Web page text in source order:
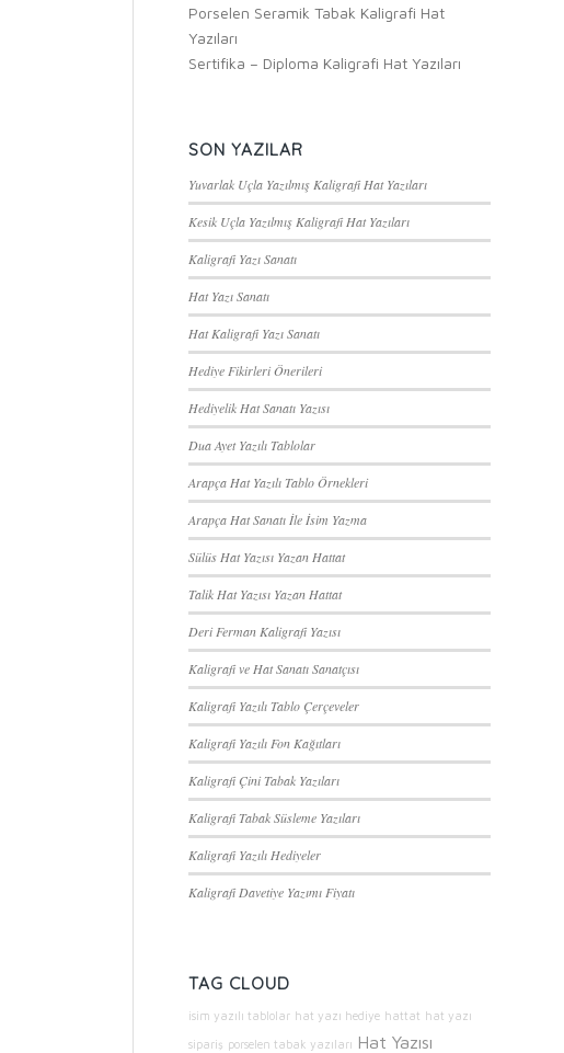
Porselen Seramik Tabak Kaligrafi Hat
Yazıları
Sertifika – Diploma Kaligrafi Hat Yazıları
SON YAZILAR
Yuvarlak Uçla Yazılmış Kaligrafi Hat Yazıları
Kesik Uçla Yazılmış Kaligrafi Hat Yazıları
Kaligrafi Yazı Sanatı
Hat Yazı Sanatı
Hat Kaligrafi Yazı Sanatı
Hediye Fikirleri Önerileri
Hediyelik Hat Sanatı Yazısı
Dua Ayet Yazılı Tablolar
Arapça Hat Yazılı Tablo Örnekleri
Arapça Hat Sanatı İle İsim Yazma
Sülüs Hat Yazısı Yazan Hattat
Talik Hat Yazısı Yazan Hattat
Deri Ferman Kaligrafi Yazısı
Kaligrafi ve Hat Sanatı Sanatçısı
Kaligrafi Yazılı Tablo Çerçeveler
Kaligrafi Yazılı Fon Kağıtları
Kaligrafi Çini Tabak Yazıları
Kaligrafi Tabak Süsleme Yazıları
Kaligrafi Yazılı Hediyeler
Kaligrafi Davetiye Yazımı Fiyatı
TAG CLOUD
isim yazılı tablolar hat yazı hediye hattat hat yazı
sipariş porselen tabak yazıları Hat Yazısı